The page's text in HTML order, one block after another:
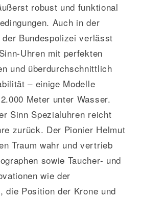
robust und funktional
Auch in der
Bundespolizei verlässt
Uhren mit perfekten
und überdurchschnittlich
– einige Modelle
Meter unter Wasser.
Sinn Spezialuhren reicht
zurück. Der Pionier Helmut
Traum wahr und vertrieb
sowie Taucher- und
wie der
die Position der Krone und